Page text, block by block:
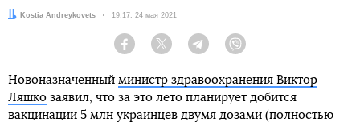
Автор:Kostia Andreykovets Дата:
19:17, 24 мая 2021
Facebook Twitter Telegram
Новоназначенный министр здравоохранения Виктор
Ляшко заявил, что за это лето планирует добится
вакцинации 5 млн украинцев двумя дозами (полностью